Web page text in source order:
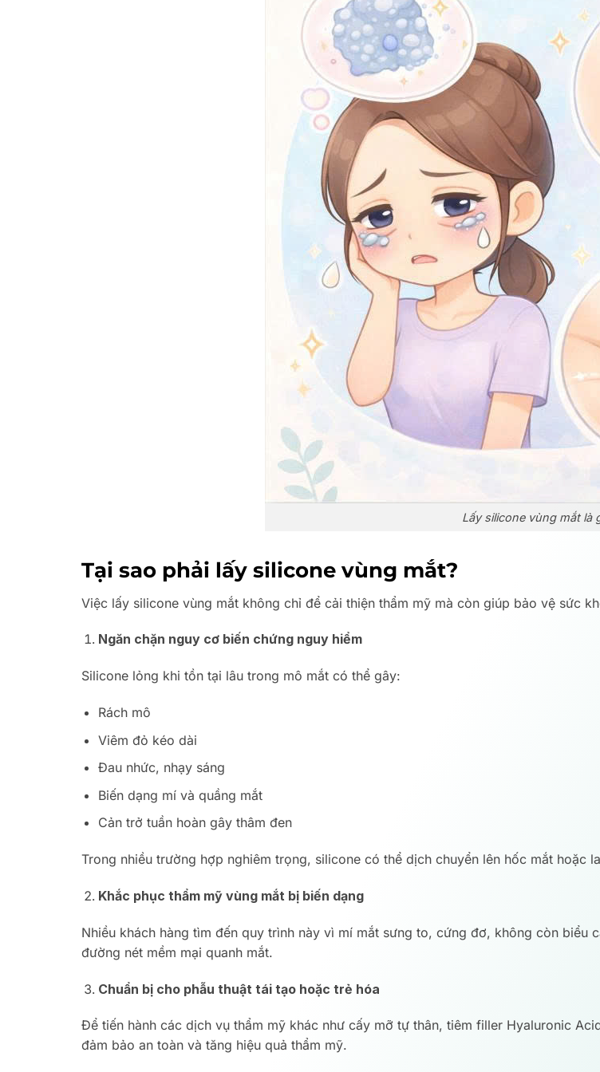
Lấy silicone vùng mắt là
Tại sao phải lấy silicone vùng mắt?
Việc lấy silicone vùng mắt không chỉ để cải thiện thẩm mỹ mà còn giúp bảo vệ sức
Ngăn chặn nguy cơ biến chứng nguy hiểm
Silicone lỏng khi tồn tại lâu trong mô mắt có thể gây:
Rách mô
Viêm đỏ kéo dài
Đau nhức, nhạy sáng
Biến dạng mí và quầng mắt
Cản trở tuần hoàn gây thâm đen
Trong nhiều trường hợp nghiêm trọng, silicone có thể dịch chuyển lên hốc mắt hoặc
Khắc phục thẩm mỹ vùng mắt bị biến dạng
Nhiều khách hàng tìm đến quy trình này vì mí mắt sưng to, cứng đơ, không còn biểu
đường nét mềm mại quanh mắt.
Chuẩn bị cho phẫu thuật tái tạo hoặc trẻ hóa
Để tiến hành các dịch vụ thẩm mỹ khác như cấy mỡ tự thân, tiêm filler Hyaluronic
đảm bảo an toàn và tăng hiệu quả thẩm mỹ.